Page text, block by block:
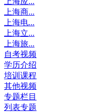
上海商...
上海电...
上海立...
上海旅...
自考视频
学历介绍
培训课程
其他视频
专题栏目
列表专题